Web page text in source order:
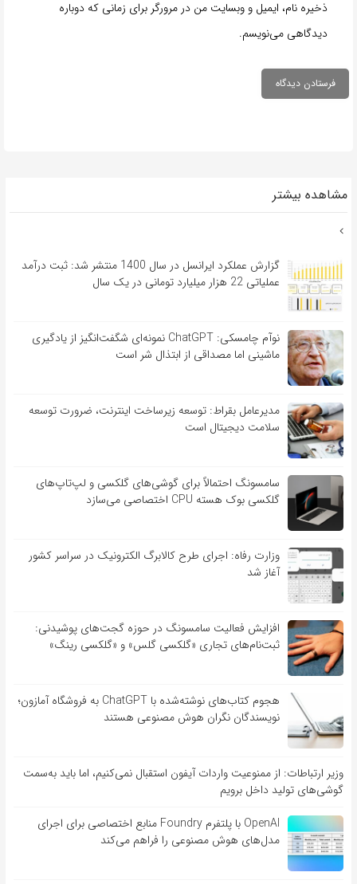
ذخیره نام، ایمیل و وبسایت من در مرورگر برای زمانی که دوباره
دیدگاهی می‌نویسم.
مشاهده بیشتر
گزارش عملکرد ایرانسل در سال 1400 منتشر شد: ثبت درآمد
عملیاتی 22 هزار میلیارد تومانی در یک سال
نوآم چامسکی: ChatGPT نمونه‌ای شگفت‌انگیز از یادگیری
ماشینی اما مصداقی از ابتذال شر است
مدیرعامل بقراط: توسعه زیرساخت اینترنت، ضرورت توسعه
سلامت دیجیتال است
سامسونگ احتمالاً برای گوشی‌های گلکسی و لپ‌تاپ‌های
گلکسی بوک هسته CPU اختصاصی می‌سازد
وزارت رفاه: اجرای طرح کالابرگ الکترونیک در سراسر کشور
آغاز شد
افزایش فعالیت سامسونگ در حوزه گجت‌های پوشیدنی:
ثبت‌نام‌های تجاری «گلکسی گلس» و «گلکسی رینگ»
هجوم کتاب‌های نوشته‌شده با ChatGPT به فروشگاه آمازون؛
نویسندگان نگران هوش مصنوعی هستند
وزیر ارتباطات: از ممنوعیت واردات آیفون استقبال نمی‌کنیم، اما باید به‌سمت
گوشی‌های تولید داخل برویم
OpenAI با پلتفرم Foundry منابع اختصاصی برای اجرای
مدل‌های هوش مصنوعی را فراهم می‌کند